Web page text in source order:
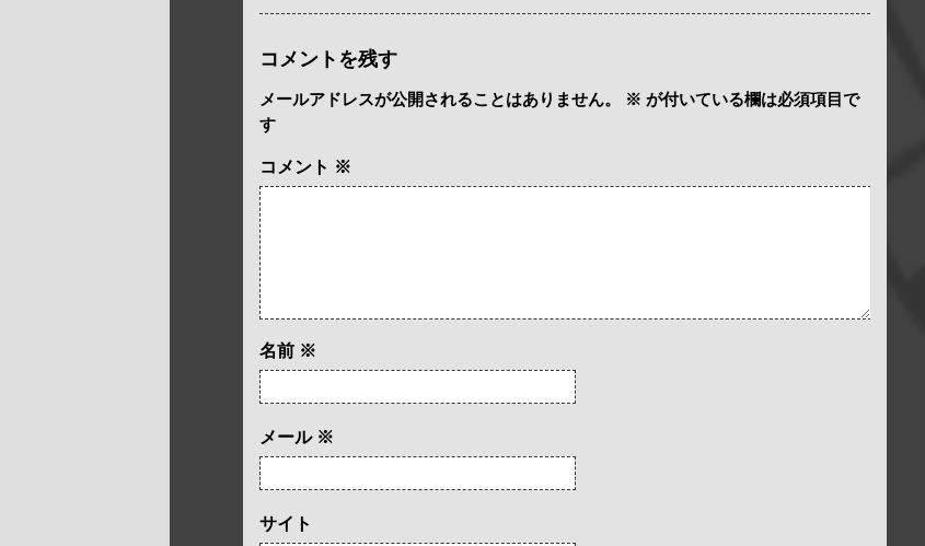
コメントを残す
メールアドレスが公開されることはありません。 ※ が付いている欄は必須項目で
す
コメント ※
名前 ※
メール ※
サイト